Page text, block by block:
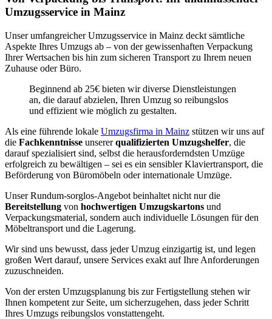
Umzugsservice in Mainz
Unser umfangreicher Umzugsservice in Mainz deckt sämtliche
Aspekte Ihres Umzugs ab – von der gewissenhaften Verpackung
Ihrer Wertsachen bis hin zum sicheren Transport zu Ihrem neuen
Zuhause oder Büro.
Beginnend ab 25€ bieten wir diverse Dienstleistungen
an, die darauf abzielen, Ihren Umzug so reibungslos
und effizient wie möglich zu gestalten.
Als eine führende lokale Umzugsfirma in Mainz stützen wir uns auf
die Fachkenntnisse unsererqualifizierten Umzugshelfer, die
darauf spezialisiert sind, selbst die herausforderndsten Umzüge
erfolgreich zu bewältigen – sei es ein sensibler Klaviertransport, die
Beförderung von Büromöbeln oder internationale Umzüge.
Unser Rundum-sorglos-Angebot beinhaltet nicht nur die
Bereitstellung von hochwertigen Umzugskartons und
Verpackungsmaterial, sondern auch individuelle Lösungen für den
Möbeltransport und die Lagerung.
Wir sind uns bewusst, dass jeder Umzug einzigartig ist, und legen
großen Wert darauf, unsere Services exakt auf Ihre Anforderungen
zuzuschneiden.
Von der ersten Umzugsplanung bis zur Fertigstellung stehen wir
Ihnen kompetent zur Seite, um sicherzugehen, dass jeder Schritt
Ihres Umzugs reibungslos vonstattengeht.